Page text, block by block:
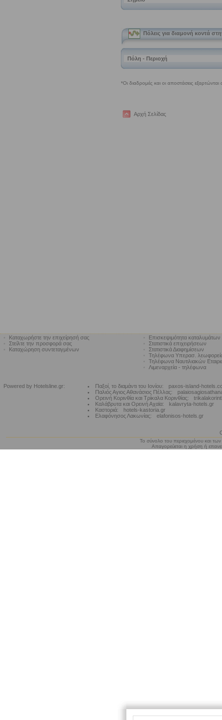
Αρχή Σελίδας
Καταχωρήστε την επιχείρησή σας
Στείλτε την προσφορά σας
Καταχώρηση συντεταγμένων
Επισκεψιμότητα καταλυμάτων
Στατιστικά επιχειρήσεων
Στατιστικά Διαφημίσεων
Τηλέφωνα Υπερασ.
Τηλέφωνα Ναυτιλιακών
Λιμεναρχεία - τηλέφωνα
Powered by Hotelsline.gr: Παξοί, το διαμάντι του Ιονίου:
paxos-island-
Παλιός Αγιος Αθανάσιος Πέλλας:
Ορεινή Κορινθία και Τρίκαλα Κορινθίας:
Καλάβρυτα και Ορεινή Αχαϊα:
kalavryta-hotels.gr
Καστοριά:
hotels-kastoria.gr
Ελαφόνησος Λακωνίας:
elafonisos-hotels.gr
Το σύνολο του περιεχομένου και
Απαγορεύεται η χρήση ή